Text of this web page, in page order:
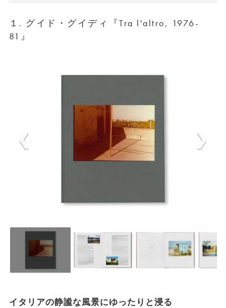
１. グイド・グイディ『Tra l'altro, 1976-
81』
イタリアの静謐な風景にゆったりと浸る